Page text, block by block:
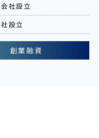
社設立
設立
創業融資